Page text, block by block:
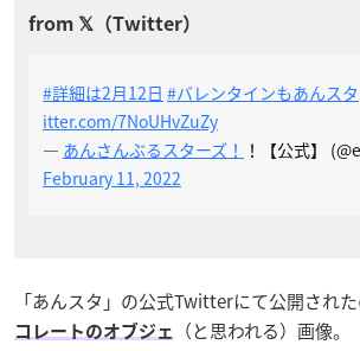
#詳細は2月12日 #バレンタインもあんスタ
itter.com/7NoUHvZuZy
— あんさんぶるスターズ！ ！【公式】
February 11, 2022
「あんスタ」の公式Twitterにて公開された
コレートのオブジェ
（と思われる）画像。